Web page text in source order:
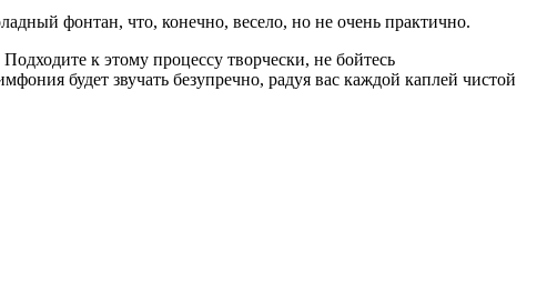
фонтан, что, конечно, весело, но не очень практично.
к этому процессу творчески, не бойтесь
будет звучать безупречно, радуя вас каждой каплей чистой